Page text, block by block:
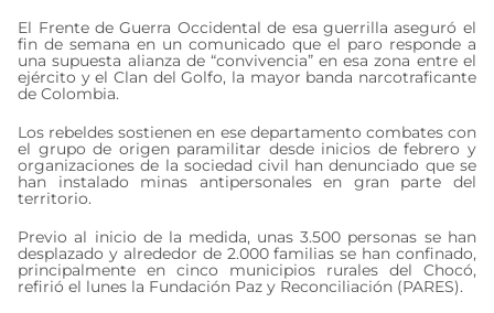
El Frente de Guerra Occidental de esa guerrilla aseguró el
fin de semana en un comunicado que el paro responde a
una supuesta alianza de “convivencia” en esa zona entre el
ejército y el Clan del Golfo, la mayor banda narcotraficante
de Colombia.
Los rebeldes sostienen en ese departamento combates con
el grupo de origen paramilitar desde inicios de febrero y
organizaciones de la sociedad civil han denunciado que se
han instalado minas antipersonales en gran parte del
territorio.
Previo al inicio de la medida, unas 3.500 personas se han
desplazado y alrededor de 2.000 familias se han confinado,
principalmente en cinco municipios rurales del Chocó,
refirió el lunes la Fundación Paz y Reconciliación (PARES).